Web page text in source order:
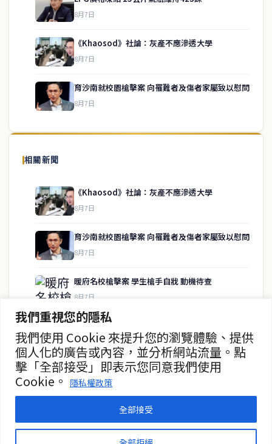
我們重視您的隱私
我們使用 Cookie 來提升您的瀏覽體驗、提供
個人化的廣告或內容，並分析網站流量。點
擊「全部接受」即表示您同意我們使用
Cookie。
隱私權政策
全部接受
8月7日
《Khaosod》社論：灰產不應滲透大學
8月7日
育沙南就校園槍擊案 向罹難者及傷者家屬致以慰問
8月7日
相關新聞
《Khaosod》社論：灰產不應滲透大學
8月7日
育沙南就校園槍擊案 向罹難者及傷者家屬致以慰問
8月7日
暖府名校槍擊案 學生槍手自戕 動機待查
8月7日
暖武里名校發生槍擊案 2死15傷
8月7日
10月16日起托運行李須遵守新規
8月7日
關於我們
泰國中文新聞（TCN）是一家總部設於曼谷的中文新聞媒體，致力於
供即時、客觀、多元的中文新聞內容。
房地產
聯絡資訊
歡迎來信洽詢合作事宜
或提供新聞線索
service@thaichinesenews.com
© 2026 泰國中文新聞 TCN — All Rights Reserved
service@thaichinesenews.com